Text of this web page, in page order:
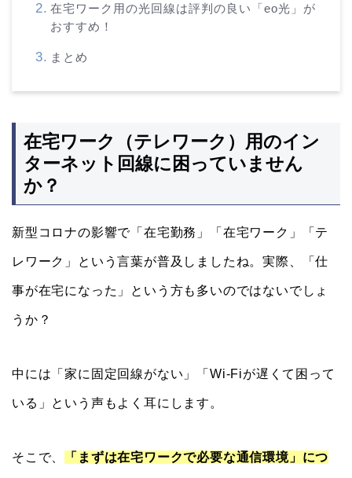
在宅ワーク用の光回線は評判の良い「eo光」が
おすすめ！
まとめ
在宅ワーク（テレワーク）用のイン
ターネット回線に困っていません
か？
新型コロナの影響で「在宅勤務」「在宅ワーク」「テ
レワーク」という言葉が普及しましたね。実際、「仕
事が在宅になった」という方も多いのではないでしょ
うか？
中には「家に固定回線がない」「Wi-Fiが遅くて困って
いる」という声もよく耳にします。
そこで、 「まずは在宅ワークで必要な通信環境」につ